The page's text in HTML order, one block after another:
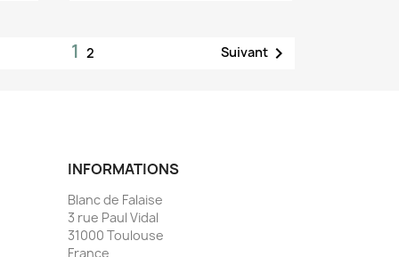
1 2 Suivant
INFORMATIONS
Blanc de Falaise
3 rue Paul Vidal
31000 Toulouse
France